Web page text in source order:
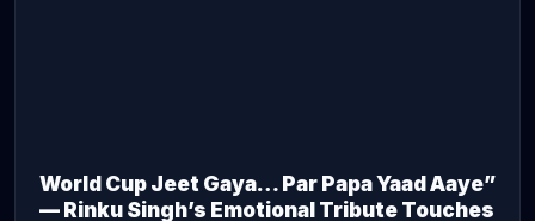
World Cup Jeet Gaya… Par Papa Yaad Aaye”
— Rinku Singh’s Emotional Tribute Touches